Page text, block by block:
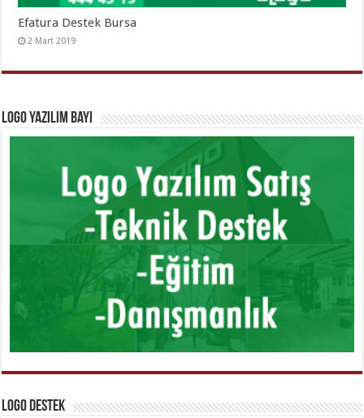
Efatura Destek Bursa
2 Mart 2019
Logo Yazılım Bayi
Logo Destek